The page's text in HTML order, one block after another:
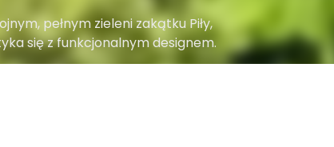
pełnym zieleni zakątku Piły,
się z funkcjonalnym designem.